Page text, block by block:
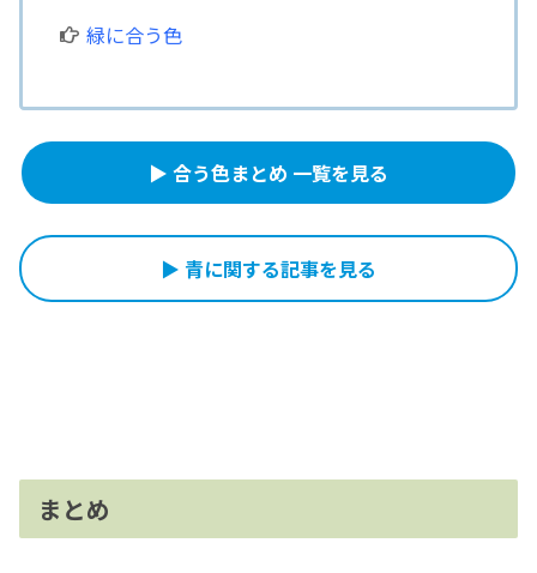
緑に合う色
▶ 合う色まとめ 一覧を見る
▶ 青に関する記事を見る
まとめ